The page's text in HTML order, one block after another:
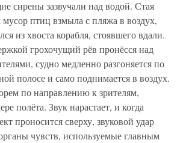
сирены зазвучали над водой. Стая
птиц взмыла с пляжа в воздух,
из хвоста корабля, стоявшего вдали.
грохочущий рёв пронёсся над
судно медленно разгоняется по
полосе и само поднимается в воздух.
по направлению к зрителям,
полёта. Звук нарастает, и когда
проносится сверху, звуковой удар
чувств, используемые главным